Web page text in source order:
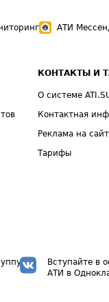
АТИ
КОНТАКТЫ И
О системе
Контактная
Реклама на
Тарифы
Вступайте в
АТИ в